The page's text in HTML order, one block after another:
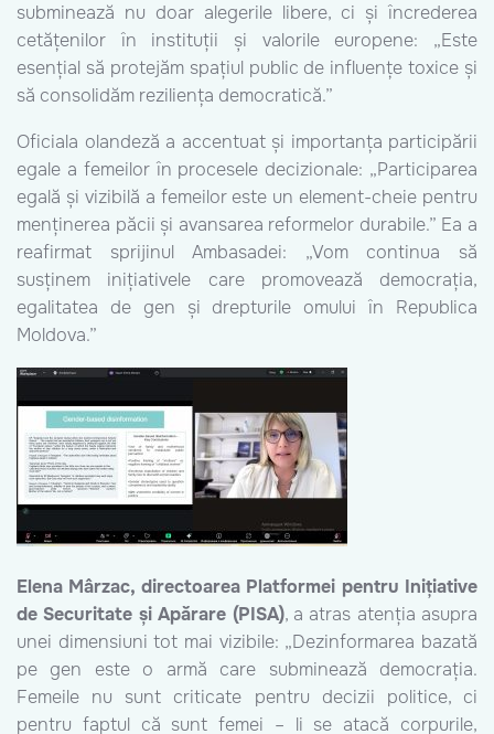
subminează nu doar alegerile libere, ci și încrederea
cetățenilor în instituții și valorile europene: „Este
esențial să protejăm spațiul public de influențe toxice și
să consolidăm reziliența democratică.”
Oficiala olandeză a accentuat și importanța participării
egale a femeilor în procesele decizionale: „Participarea
egală și vizibilă a femeilor este un element-cheie pentru
menținerea păcii și avansarea reformelor durabile.” Ea a
reafirmat sprijinul Ambasadei: „Vom continua să
susținem inițiativele care promovează democrația,
egalitatea de gen și drepturile omului în Republica
Moldova.”
Elena Mârzac, directoarea Platformei pentru Inițiative
de Securitate și Apărare (PISA), a atras atenția asupra
unei dimensiuni tot mai vizibile: „Dezinformarea bazată
pe gen este o armă care subminează democrația.
Femeile nu sunt criticate pentru decizii politice, ci
pentru faptul că sunt femei – li se atacă corpurile,